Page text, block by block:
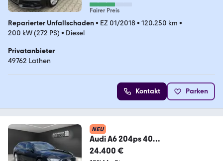
Fairer Preis
Reparierter Unfallschaden• EZ 01/2018• 120.250 km •
200 kW (272 PS) • Diesel
Privatanbieter
49762 Lathen
Kontakt Parken
NEU
Audi A6 204ps 40
Kamera*19*LED*Navi*ACC*VKZ*
DAB*
24.400 €